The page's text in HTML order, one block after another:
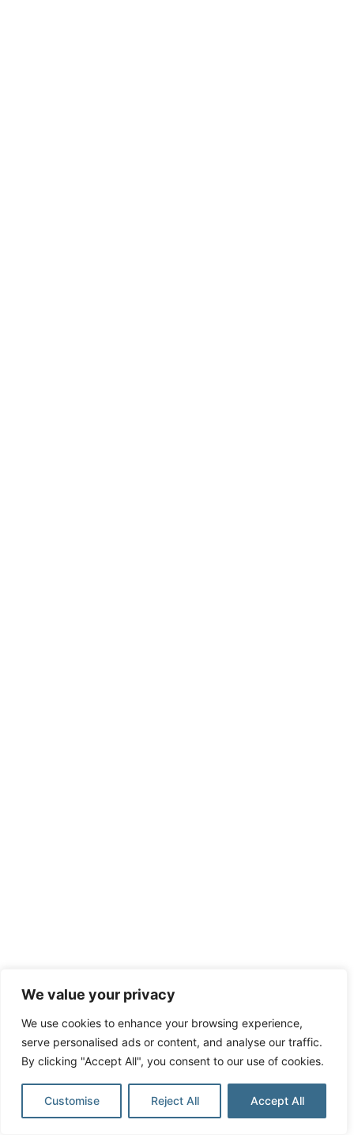
We value your privacy
We use cookies to enhance your browsing experience,
serve personalised ads or content, and analyse our traffic.
By clicking "Accept All", you consent to our use of cookies.
Customise Reject All Accept All